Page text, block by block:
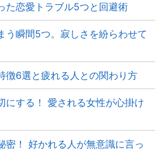
た恋愛トラブル5つと回避術
う瞬間5つ。寂しさを紛らわせて
徴6選と疲れる人との関わり方
にする！ 愛される女性が心掛け
密！ 好かれる人が無意識に言っ